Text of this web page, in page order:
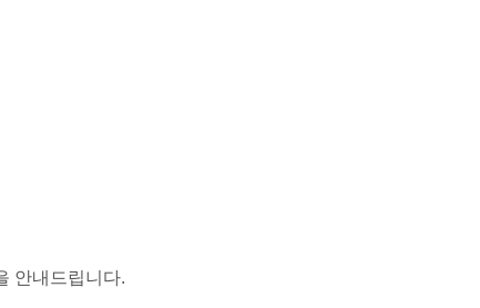
안내드립니다.